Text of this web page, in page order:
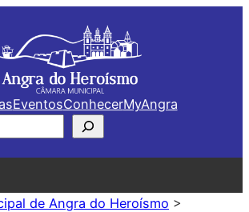
EventosConhecerMyAngra
de Angra do Heroísmo >